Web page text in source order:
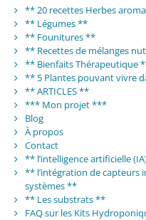
** 20 recettes Herbes
** Légumes **
** Founitures **
** Recettes de mélanges
** Bienfaits Thérapeutique
** 5 Plantes pouvant vivre
** ARTICLES **
*** Mon projet ***
Blog
À propos
Contact
** l’intelligence artificielle
** l’intégration de capteurs
systèmes **
** Les substrats **
FAQ sur les Kits